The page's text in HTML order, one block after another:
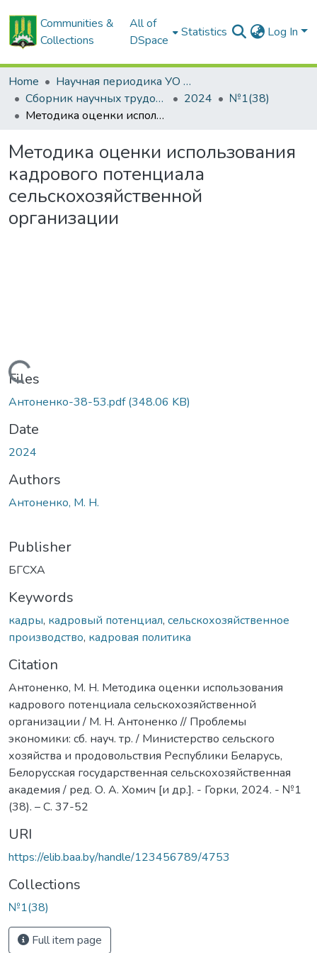
Communities &
Collections
All of
DSpace
Statistics Log In
Home
Научная периодика УО БГСХА
Сборник научных трудов "Проблемы экономики"
2024
№1(38)
Методика оценки использования кадрового потенциала сельскохозяйственной организации
Методика оценки использования
кадрового потенциала
сельскохозяйственной
организации
Loading...
Files
Антоненко-38-53.pdf(348.06 KB)
Date
2024
Authors
Антоненко, М. Н.
Publisher
БГСХА
Keywords
кадры, кадровый потенциал, сельскохозяйственное
производство, кадровая политика
Citation
Антоненко, М. Н. Методика оценки использования
кадрового потенциала сельскохозяйственной
организации / М. Н. Антоненко // Проблемы
экономики: сб. науч. тр. / Министерство сельского
хозяйства и продовольствия Республики Беларусь,
Белорусская государственная сельскохозяйственная
академия / ред. О. А. Хомич [и др.]. - Горки, 2024. - №1
(38). – С. 37-52
URI
https://elib.baa.by/handle/123456789/4753
Collections
№1(38)
Full item page